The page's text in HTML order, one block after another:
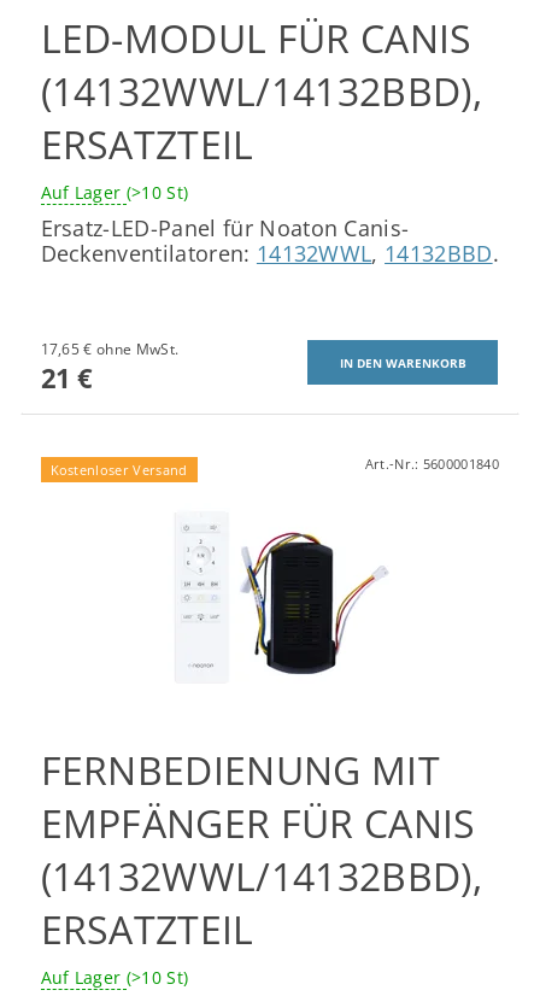
LED-MODUL FÜR CANIS
(14132WWL/14132BBD),
ERSATZTEIL
Auf Lager (>10 St)
Ersatz-LED-Panel für Noaton Canis-
Deckenventilatoren: 14132WWL, 14132BBD.
17,65 € ohne MwSt.
21 €
Kostenloser Versand Art.-Nr.: 5600001840
FERNBEDIENUNG MIT
EMPFÄNGER FÜR CANIS
(14132WWL/14132BBD),
ERSATZTEIL
Auf Lager (>10 St)